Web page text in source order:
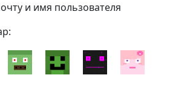
и имя пользователя